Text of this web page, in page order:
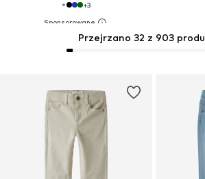
+3
Przejrzano 32 z 903